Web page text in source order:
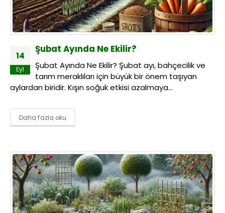
14
Eyl
Şubat Ayında Ne Ekilir?
Şubat Ayında Ne Ekilir? Şubat ayı, bahçecilik ve
tarım meraklıları için büyük bir önem taşıyan
aylardan biridir. Kışın soğuk etkisi azalmaya...
Daha fazla oku